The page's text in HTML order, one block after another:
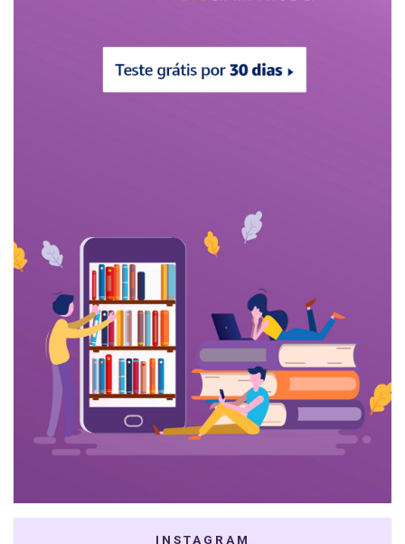
INSTAGRAM